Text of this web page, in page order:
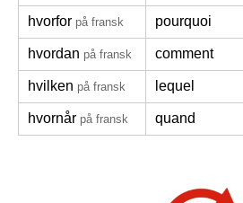
hvorfor på fransk pourquoi
hvordan på fransk comment
hvilken på fransk lequel
hvornår på fransk quand